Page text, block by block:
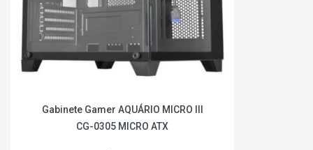
Gabinete Gamer AQUÁRIO MICRO III
CG-0305 MICRO ATX